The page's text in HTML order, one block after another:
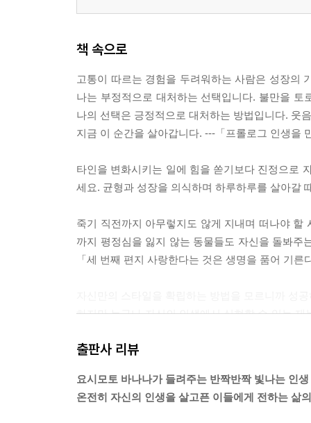
책 속으로
고통이 따르는 경험을 두려워하는 사람은 성장의
나는 부정적으로 대처하는 선택입니다. 불만을
나의 선택은 긍정적으로 대처하는 방법입니다. 웃
지금 이 순간을 살아갑니다. ---「프롤로그 인생을
타인을 변화시키는 일에 힘을 쏟기보다 진정으로
세요. 균형과 성장을 의식하며 하루하루를 살아갈
죽기 직전까지 아무렇지도 않게 지내며 떠나야
까지 평정심을 잃지 않는 동물들도 자신을 돌봐
「세 번째 편지 사랑한다는 것은 생명을 품어 기른
하지만 누구나 자신의 인생에서 실현할 수 있는
출판사 리뷰
요시모토 바나나가 들려주는 반짝반짝 빛나는 인
온전히 자신의 인생을 살고픈 이들에게 전하는 삶